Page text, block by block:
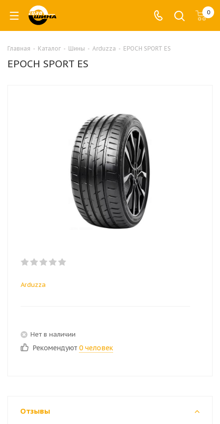
0
Главная - Каталог - Шины - Arduzza - EPOCH SPORT ES
EPOCH SPORT ES
Arduzza
Нет в наличии
Рекомендуют 0 человек
Отзывы